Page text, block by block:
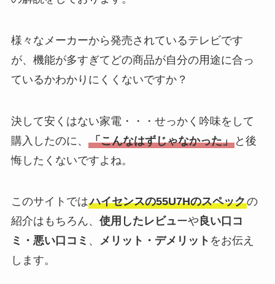
様々なメーカーから発売されているテレビです
が、機能が多すぎてどの商品が自分の用途に合っ
ているかわかりにくくないですか？
決して安くはない家電・・・せっかく吟味をして
購入したのに、 「こんなはずじゃなかった」と後
悔したくないですよね。
このサイトではハイセンスの55U7Hのスペックの
紹介はもちろん、 使用したレビューや 良い口コ
ミ・悪い口コミ 、 メリット・デメリット をお伝え
します。